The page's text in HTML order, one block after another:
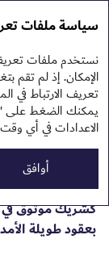
التقرير السنوي
تقرير
خدمات
واصلت عمليات
خلال عام 2025، حيث ارتفع حجم الأسطول بنسبة
إلى
كشريك موثوق في
بعقود طويلة
سياسة ملفات
نستخدم ملفات
الإمكان. إذ لم تقم
يمكنك الضغط على
الاعدادات في أي
أوافق